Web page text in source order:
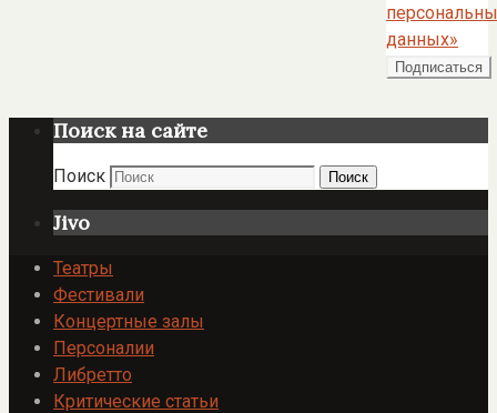
данных»
Поиск на сайте
Поиск Поиск
Jivo
Театры
Фестивали
Концертные залы
Персоналии
Либретто
Критические статьи